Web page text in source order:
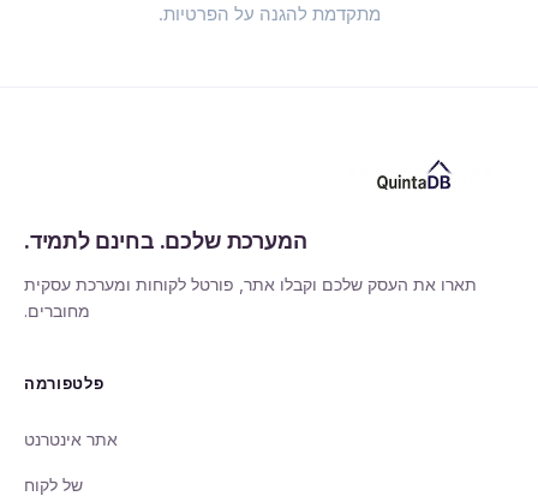
מתקדמת להגנה על הפרטיות.
המערכת שלכם. בחינם לתמיד.
תארו את העסק שלכם וקבלו אתר, פורטל לקוחות ומערכת עסקית
מחוברים.
פלטפורמה
אתר אינטרנט
של לקוח